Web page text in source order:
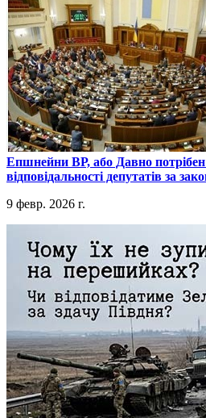
​Епшнейни ВР, або Давно
відповідальності депутатів за
9 февр. 2026 г.